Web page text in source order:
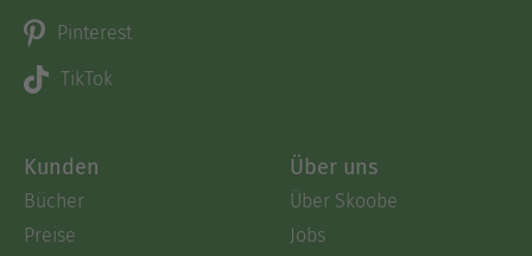
Pinterest
TikTok
Kunden
Bücher
Preise
Über uns
Über Skoobe
Jobs